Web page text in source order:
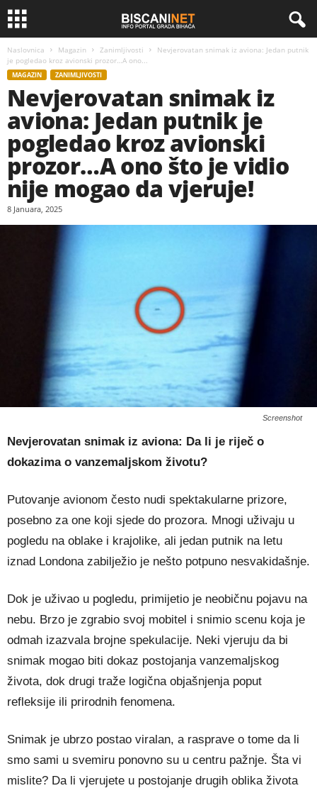
Naslovnica Magazin Zanimljivosti
Nevjerovatan snimak iz aviona: Jedan putnik
je pogledao kroz avionski prozor…A ono...
MAGAZIN ZANIMLJIVOSTI
Nevjerovatan snimak iz
aviona: Jedan putnik je
pogledao kroz avionski
prozor…A ono što je vidio
nije mogao da vjeruje!
8 Januara, 2025
Screenshot
Nevjerovatan snimak iz aviona: Da li je riječ o
dokazima o vanzemaljskom životu?
Putovanje avionom često nudi spektakularne prizore,
posebno za one koji sjede do prozora. Mnogi uživaju u
pogledu na oblake i krajolike, ali jedan putnik na letu
iznad Londona zabilježio je nešto potpuno nesvakidašnje.
Dok je uživao u pogledu, primijetio je neobičnu pojavu na
nebu. Brzo je zgrabio svoj mobitel i snimio scenu koja je
odmah izazvala brojne spekulacije. Neki vjeruju da bi
snimak mogao biti dokaz postojanja vanzemaljskog
života, dok drugi traže logična objašnjenja poput
refleksije ili prirodnih fenomena.
Snimak je ubrzo postao viralan, a rasprave o tome da li
smo sami u svemiru ponovno su u centru pažnje. Šta vi
mislite? Da li vjerujete u postojanje drugih oblika života